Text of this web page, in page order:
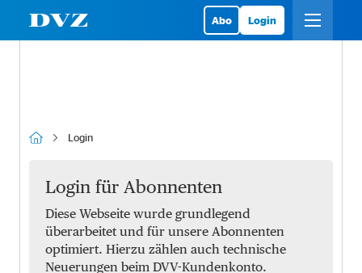
Abo Login
Login
Login für Abonnenten
Diese Webseite wurde grundlegend
überarbeitet und für unsere Abonnenten
optimiert. Hierzu zählen auch technische
Neuerungen beim DVV-Kundenkonto.